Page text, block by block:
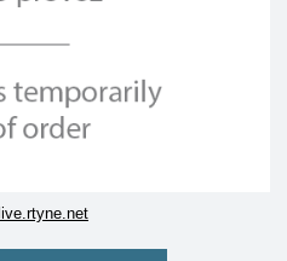
live.rtyne.net